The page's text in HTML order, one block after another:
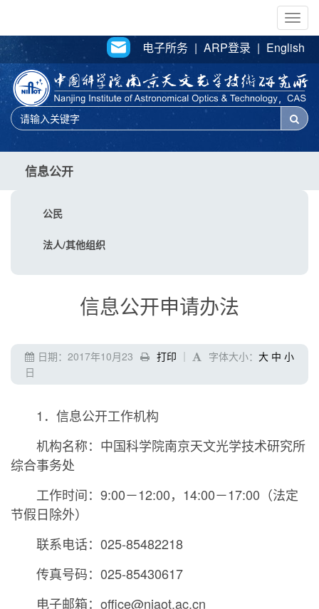
电子所务 | ARP登录 | English
信息公开
公民
法人/其他组织
信息公开申请办法
打印 ｜ 字体大小： 大 中 小
日期：2017年10月23
日
1．信息公开工作机构
机构名称：中国科学院南京天文光学技术研究所
综合事务处
工作时间：9:00－12:00，14:00－17:00（法定
节假日除外）
联系电话：025-85482218
传真号码：025-85430617
电子邮箱：office@niaot.ac.cn